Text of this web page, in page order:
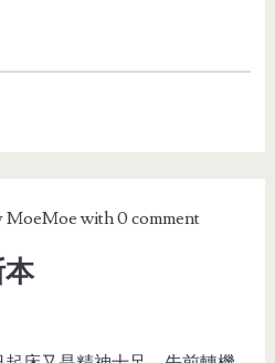
MoeMoewith0 comment